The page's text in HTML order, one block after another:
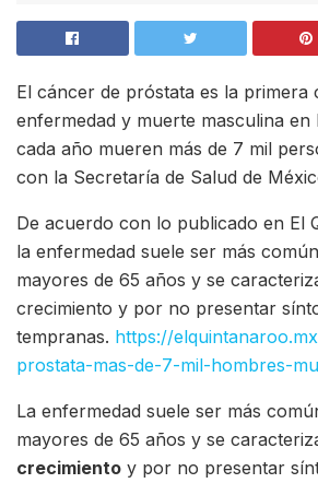
El cáncer de próstata es la primera
enfermedad y muerte masculina en
cada año mueren más de 7 mil
con la Secretaría de Salud de
De acuerdo con lo publicado en El
la enfermedad suele ser más
mayores de 65 años y se
crecimiento y por no presentar
tempranas. https://
prostata-mas-de-7-mil-hombres-
La enfermedad suele ser más
mayores de 65 años y se
crecimiento y por no presentar